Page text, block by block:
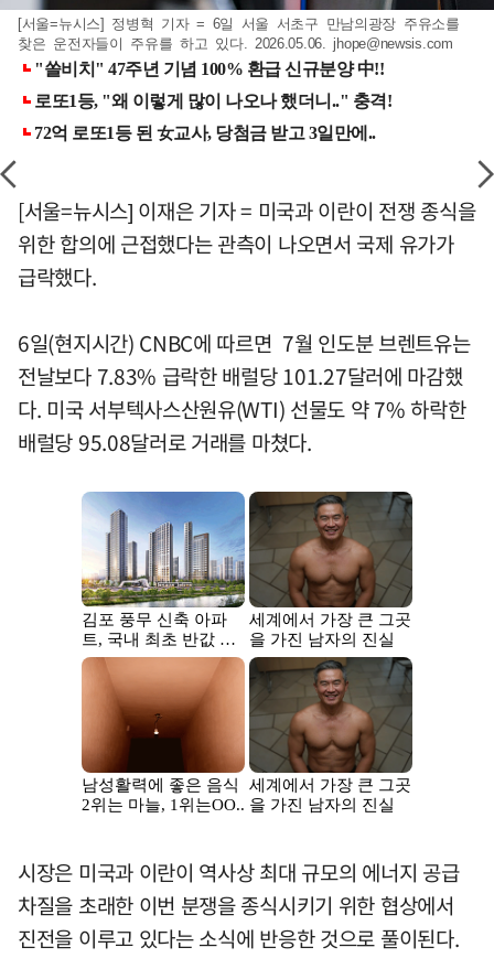
[서울=뉴시스] 정병혁 기자 = 6일 서울 서초구 만남의광장 주유소를
찾은 운전자들이 주유를 하고 있다. 2026.05.06. jhope@newsis.com
[서울=뉴시스] 이재은 기자 = 미국과 이란이 전쟁 종식을
위한 합의에 근접했다는 관측이 나오면서 국제 유가가
급락했다.
6일(현지시간) CNBC에 따르면 7월 인도분 브렌트유는
전날보다 7.83% 급락한 배럴당 101.27달러에 마감했
다. 미국 서부텍사스산원유(WTI) 선물도 약 7% 하락한
배럴당 95.08달러로 거래를 마쳤다.
시장은 미국과 이란이 역사상 최대 규모의 에너지 공급
차질을 초래한 이번 분쟁을 종식시키기 위한 협상에서
진전을 이루고 있다는 소식에 반응한 것으로 풀이된다.